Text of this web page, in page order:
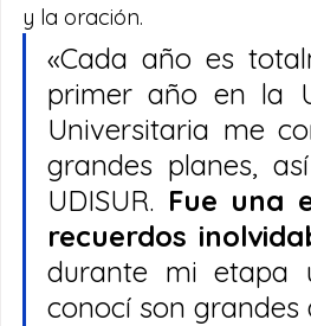
y la oración.
«Cada año es
primer año en la
Universitaria me
grandes planes,
UDISUR. Fue una
recuerdos
durante mi etapa
conocí son grandes